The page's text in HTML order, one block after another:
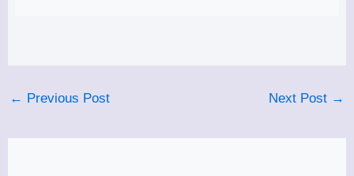
← Previous Post Next Post →